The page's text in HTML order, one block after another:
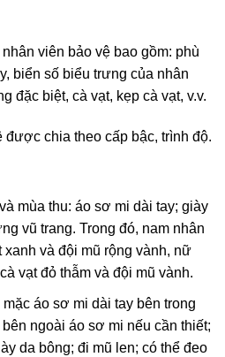
viên bảo vệ bao gồm: phù
biển số biểu trưng của nhân
đặc biệt, cà vạt, kẹp cà vạt, v.v.
được chia theo cấp bậc, trình độ.
mùa thu: áo sơ mi dài tay; giày
vũ trang. Trong đó, nam nhân
xanh và đội mũ rộng vành, nữ
vạt đỏ thẫm và đội mũ vành.
áo sơ mi dài tay bên trong
ngoài áo sơ mi nếu cần thiết;
da bông; đi mũ len; có thể đeo